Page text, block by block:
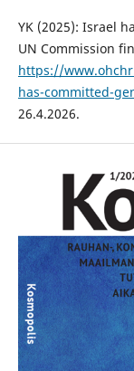
YK (2025): Israel
UN Commission
https://
has-committed-
26.4.2026.